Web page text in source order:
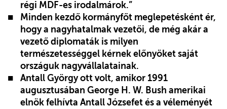
régi MDF-es irodalmárok.”
Minden kezdő kormányfőt meglepetésként ér,
hogy a nagyhatalmak vezetői, de még akár a
vezető diplomaták is milyen
természetességgel kérnek előnyöket saját
országuk nagyvállalatainak.
Antall György ott volt, amikor 1991
augusztusában George H. W. Bush amerikai
elnök felhívta Antall Józsefet és a véleményét